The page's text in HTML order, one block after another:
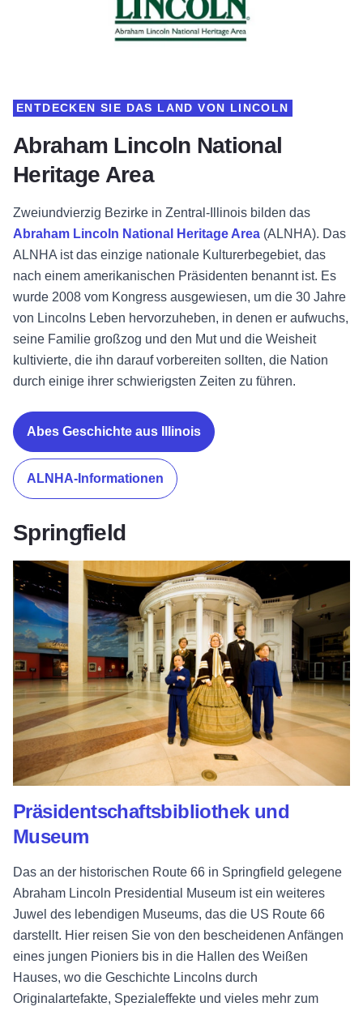
Abraham Lincoln National
Heritage Area
ENTDECKEN SIE DAS LAND VON LINCOLN
Zweiundvierzig Bezirke in Zentral-Illinois bilden das
Abraham Lincoln National Heritage Area (ALNHA). Das
ALNHA ist das einzige nationale Kulturerbegebiet, das
nach einem amerikanischen Präsidenten benannt ist. Es
wurde 2008 vom Kongress ausgewiesen, um die 30 Jahre
von Lincolns Leben hervorzuheben, in denen er aufwuchs,
seine Familie großzog und den Mut und die Weisheit
kultivierte, die ihn darauf vorbereiten sollten, die Nation
durch einige ihrer schwierigsten Zeiten zu führen.
Abes Geschichte aus Illinois
ALNHA-Informationen
Springfield
Präsidentschaftsbibliothek und
Museum
Das an der historischen Route 66 in Springfield gelegene
Abraham Lincoln Presidential Museum ist ein weiteres
Juwel des lebendigen Museums, das die US Route 66
darstellt. Hier reisen Sie von den bescheidenen Anfängen
eines jungen Pioniers bis in die Hallen des Weißen
Hauses, wo die Geschichte Lincolns durch
Originalartefakte, Spezialeffekte und vieles mehr zum